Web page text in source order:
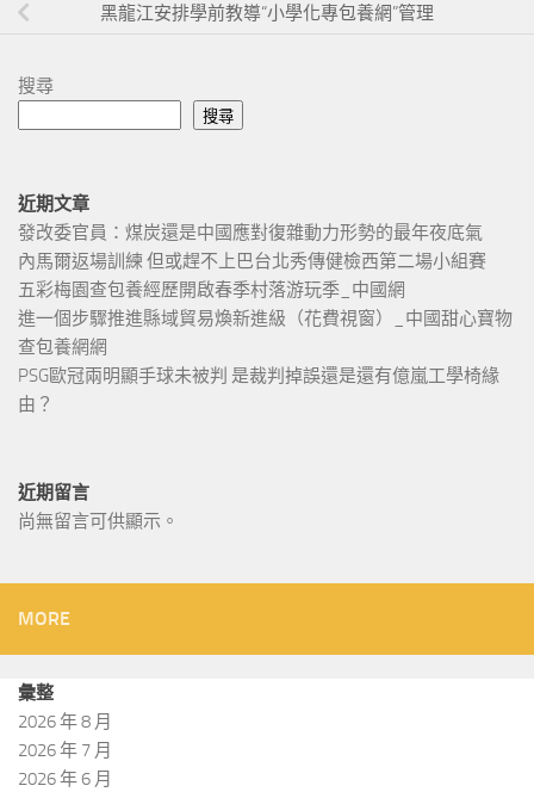
黑龍江安排學前教導“小學化專包養網”管理
搜尋
搜尋
近期文章
發改委官員：煤炭還是中國應對復雜動力形勢的最年夜底氣
內馬爾返場訓練 但或趕不上巴台北秀傳健檢西第二場小組賽
五彩梅園查包養經歷開啟春季村落游玩季_中國網
進一個步驟推進縣域貿易煥新進級（花費視窗）_中國甜心寶物
查包養網網
PSG歐冠兩明顯手球未被判 是裁判掉誤還是還有億嵐工學椅緣
由？
近期留言
尚無留言可供顯示。
MORE
彙整
2026 年 8 月
2026 年 7 月
2026 年 6 月